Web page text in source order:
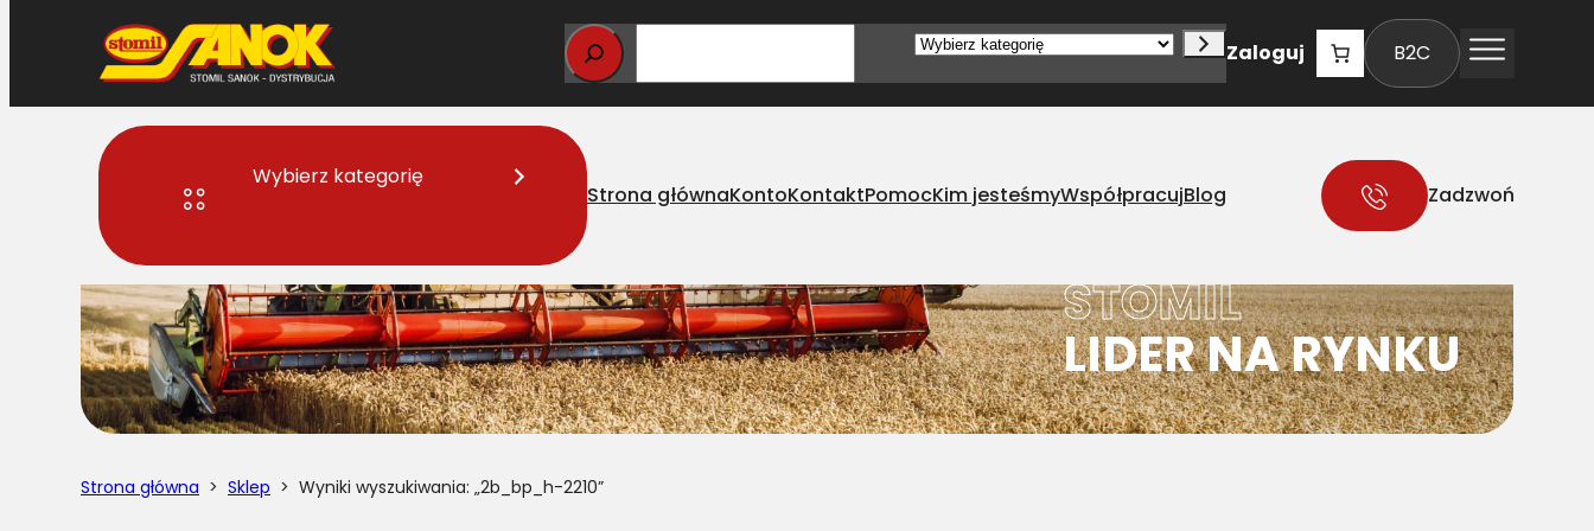
Wybierz
Zaloguj B2C
Wybierz kategorię
Strona głównaKontoKontaktPomocKim jesteśmyWspółpracujBlog Zadzwoń
STOMIL
LIDER NA RYNKU
Strona główna > Sklep > Wyniki wyszukiwania: „2b_bp_h-2210”